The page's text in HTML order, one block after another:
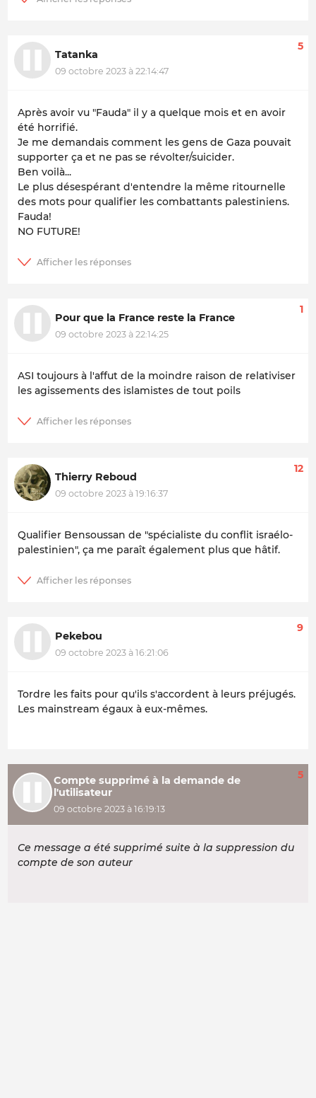
Tatanka
09 octobre 2023 à 22:14:47
5
Après avoir vu "Fauda" il y a quelque mois et en avoir
été horrifié.
Je me demandais comment les gens de Gaza pouvait
supporter ça et ne pas se révolter/suicider.
Ben voilà...
Le plus désespérant d'entendre la même ritournelle
des mots pour qualifier les combattants palestiniens.
Fauda!
NO FUTURE!
Pour que la France reste la France
09 octobre 2023 à 22:14:25
1
ASI toujours à l'affut de la moindre raison de relativiser
les agissements des islamistes de tout poils
Thierry Reboud
09 octobre 2023 à 19:16:37
12
Qualifier Bensoussan de "spécialiste du conflit israélo-
palestinien", ça me paraît également plus que hâtif.
Pekebou
09 octobre 2023 à 16:21:06
9
Tordre les faits pour qu'ils s'accordent à leurs préjugés.
Les mainstream égaux à eux-mêmes.
Compte supprimé à la demande de
l'utilisateur
09 octobre 2023 à 16:19:13
5
Ce message a été supprimé suite à la suppression du
compte de son auteur